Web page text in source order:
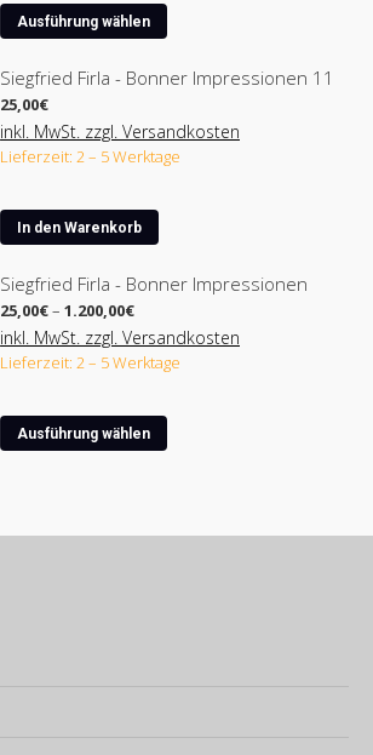
der
gewählt
werden
Ausführung wählen
Dieses
Produkt
weist
mehrere
Varianten
auf.
der
gewählt
werden
Siegfried Firla - Bonner Impressionen 11
25,00€
inkl. MwSt. zzgl. Versandkosten
Lieferzeit: 2 – 5 Werktage
In den Warenkorb
Siegfried Firla - Bonner Impressionen
25,00€– 1.200,00€Preisspanne:
25,00€
bis
1.200,00€
inkl. MwSt. zzgl. Versandkosten
Lieferzeit: 2 – 5 Werktage
Ausführung wählen
Dieses
Produkt
Varianten